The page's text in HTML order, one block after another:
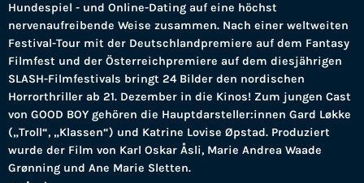
Hundespiel - und Online-Dating auf eine höchst
nervenaufreibende Weise zusammen. Nach einer weltweiten
Festival-Tour mit der Deutschlandpremiere auf dem Fantasy
Filmfest und der Österreichpremiere auf dem diesjährigen
SLASH-Filmfestivals bringt 24 Bilder den nordischen
Horrorthriller ab 21. Dezember in die Kinos! Zum jungen Cast
von GOOD BOY gehören die Hauptdarsteller:innen Gard Løkke
(„Troll“, „Klassen“) und Katrine Lovise Øpstad. Produziert
wurde der Film von Karl Oskar Åsli, Marie Andrea Waade
Grønning und Ane Marie Sletten.